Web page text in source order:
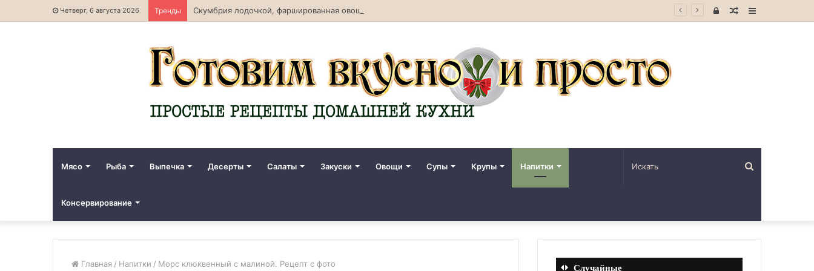
Четверг, 6 августа 2026 Тренды Скумбрия лодочкой, фаршированная овощами. Рецепт с фото Sidebar
Случайная
Войти
Мясо Рыба Выпечка Десерты Салаты Закуски Овощи Супы Крупы Напитки
Консервирование
Главная / Напитки / Морс клюквенный с малиной. Рецепт с фото Случайные